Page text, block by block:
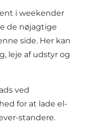
i weekender
de nøjagtige
side. Her kan
leje af udstyr og
ved
for at lade el-
standere.